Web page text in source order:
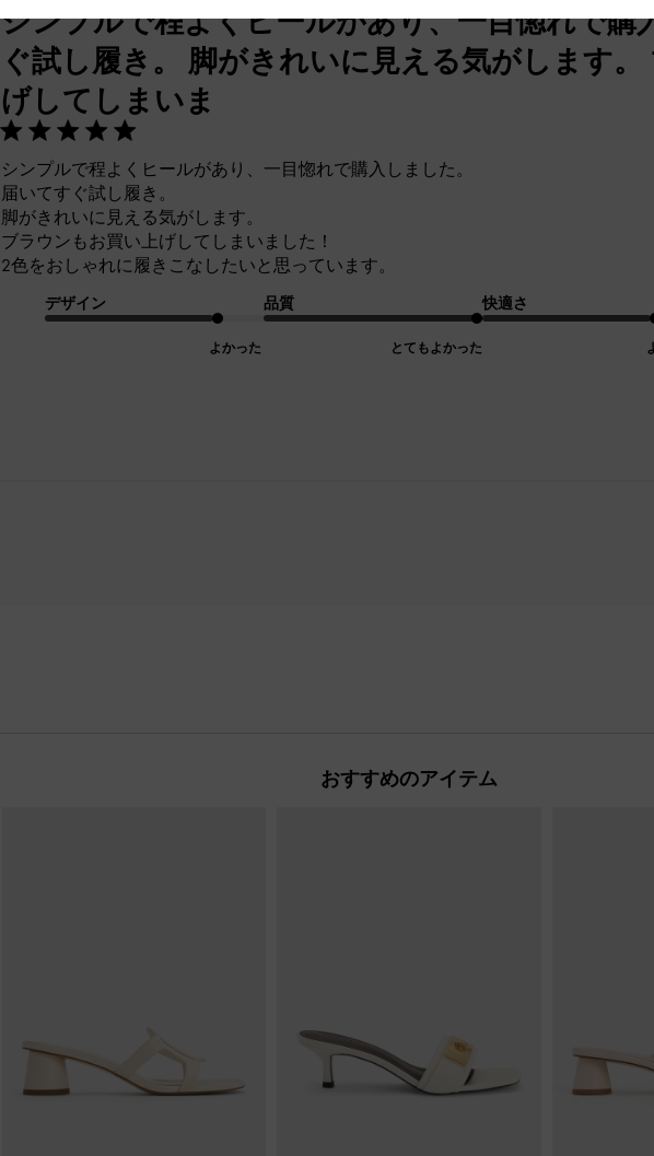
シンプルで程よくヒールがあり、一目惚れで購
ぐ試し履き。 脚がきれいに見える気がします
げしてしまいま
シンプルで程よくヒールがあり、一目惚れで購入しました。
届いてすぐ試し履き。
脚がきれいに見える気がします。
ブラウンもお買い上げしてしまいました！
2色をおしゃれに履きこなしたいと思っています。
デザイン
よかった
品質
とてもよかった
快適さ
おすすめのアイテム